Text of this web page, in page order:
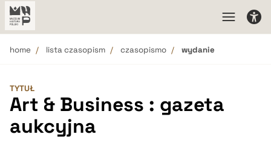
home lista czasopism czasopismo wydanie
TYTUŁ
Art & Business : gazeta
aukcyjna